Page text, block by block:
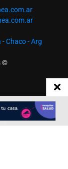
Chaco - Arg
©